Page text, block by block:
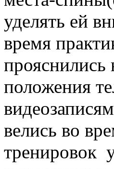
уделять ей
время
положения
велись во
тренировок